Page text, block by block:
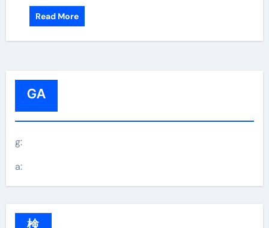
Read More
GA
g:
a: